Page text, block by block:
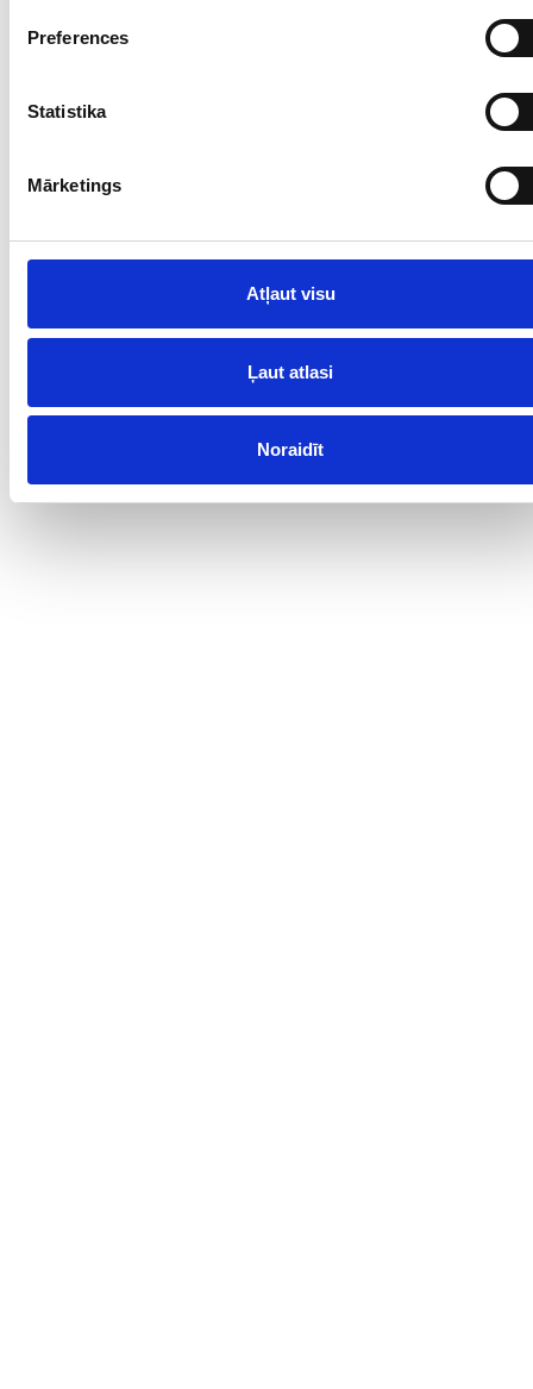
Preferences
Statistika
Mārketings
Atļaut visu
Ļaut atlasi
Noraidīt